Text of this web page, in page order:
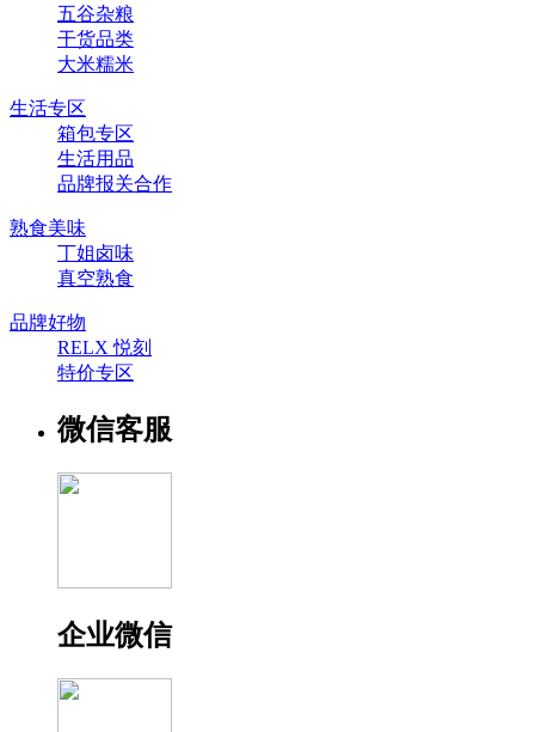
五谷杂粮
干货品类
大米糯米
生活专区
箱包专区
生活用品
品牌报关合作
熟食美味
丁姐卤味
真空熟食
品牌好物
RELX 悦刻
特价专区
微信客服
企业微信